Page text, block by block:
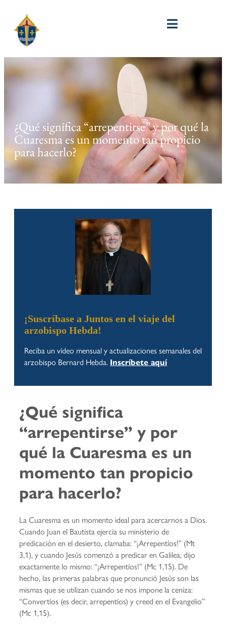
¿Qué significa “arrepentirse” y por qué la
Cuaresma es un momento tan propicio
para hacerlo?
¡Suscríbase a Juntos en el viaje del
arzobispo Hebda!
Reciba un vídeo mensual y actualizaciones semanales del
arzobispo Bernard Hebda. Inscríbete aquí
¿Qué significa
“arrepentirse” y por
qué la Cuaresma es un
momento tan propicio
para hacerlo?
La Cuaresma es un momento ideal para acercarnos a Dios.
Cuando Juan el Bautista ejercía su ministerio de
predicación en el desierto, clamaba: “¡Arrepentíos!” (Mt
3,1), y cuando Jesús comenzó a predicar en Galilea, dijo
exactamente lo mismo: “¡Arrepentíos!” (Mc 1,15). De
hecho, las primeras palabras que pronunció Jesús son las
mismas que se utilizan cuando se nos impone la ceniza:
“Convertíos (es decir, arrepentíos) y creed en el Evangelio”
(Mc 1,15).